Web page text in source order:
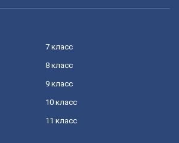
7 класс
8 класс
9 класс
10 класс
11 класс